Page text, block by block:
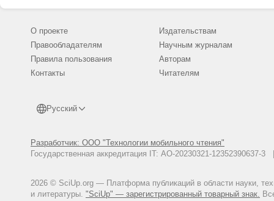
О проекте
Правообладателям
Правила пользования
Контакты
Русский
Разработчик: ООО "Технологии мобильного чтения"
Государственная аккредитация IT: АО-20230321-
2026 © SciUp.org — Платформа публикаций в области науки,
и литературы. "SciUp" — зарегистрированный товарный знак.
Издательствам
Научным журналам
Авторам
Читателям